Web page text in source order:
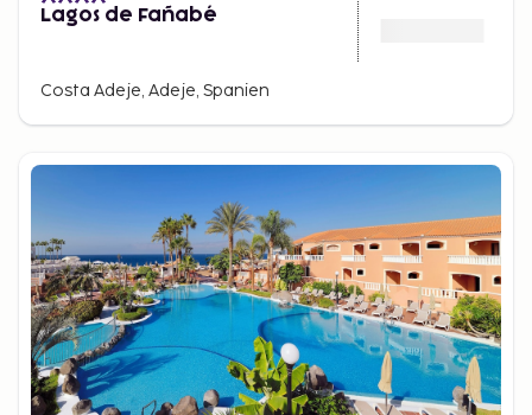
Lagos de Fañabé
Costa Adeje, Adeje, Spanien